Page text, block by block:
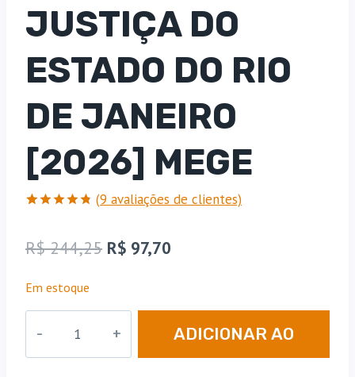
JUSTIÇA DO
ESTADO DO RIO
DE JANEIRO
[2026] MEGE
de 5, com
baseado
avaliações
(9 avaliações de clientes)
R$244,25 O
era:
R$ 244,25.
R$ 97,70
é:
R$ 97,70.
Em estoque
RJ
ADICIONAR AO